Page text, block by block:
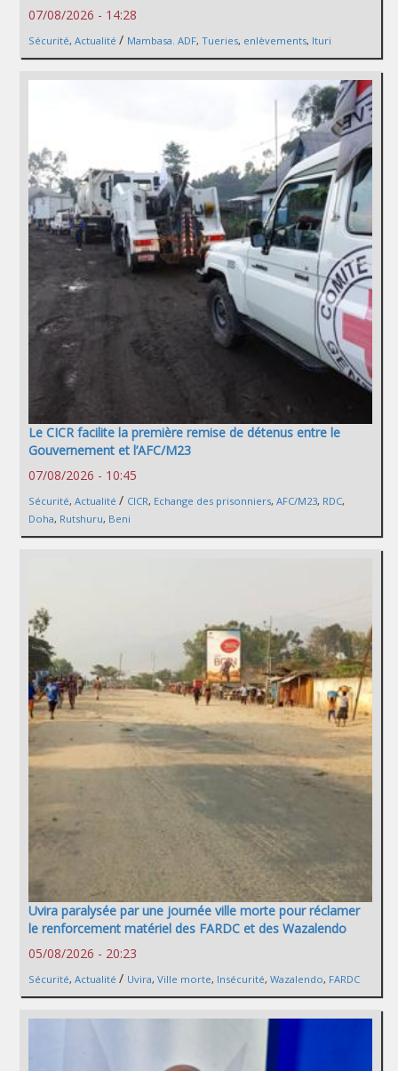
07/08/2026 - 14:28
Sécurité, Actualité / Mambasa. ADF, Tueries, enlèvements, Ituri
Le CICR facilite la première remise de détenus entre le
Gouvernement et l’AFC/M23
07/08/2026 - 10:45
Sécurité, Actualité / CICR, Echange des prisonniers, AFC/M23, RDC,
Doha, Rutshuru, Beni
Uvira paralysée par une journée ville morte pour réclamer
le renforcement matériel des FARDC et des Wazalendo
05/08/2026 - 20:23
Sécurité, Actualité / Uvira, Ville morte, Insécurité, Wazalendo, FARDC